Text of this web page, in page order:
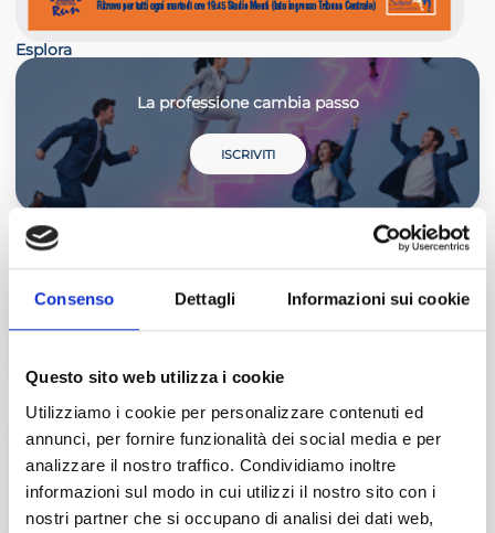
Consenso Dettagli Informazioni sui cookie
Questo sito web utilizza i cookie
Utilizziamo i cookie per personalizzare contenuti ed
annunci, per fornire funzionalità dei social media e per
analizzare il nostro traffico. Condividiamo inoltre
informazioni sul modo in cui utilizzi il nostro sito con i
nostri partner che si occupano di analisi dei dati web,
Esplora
La professione cambia passo
ISCRIVITI
Master Start4Comm
Il Commercialista Veneto
ULTIMO ARTICOLO